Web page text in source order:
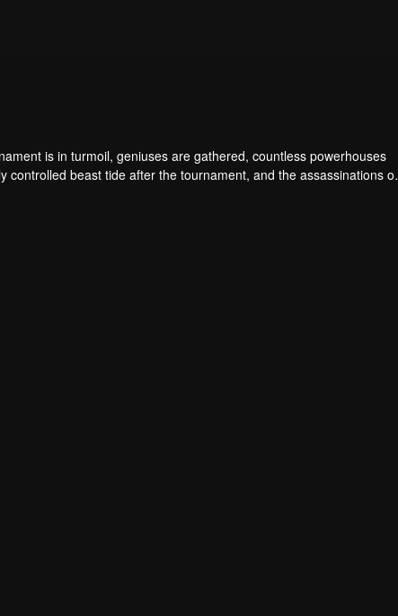
is in turmoil, geniuses are gathered, countless powerhouses
beast tide after the tournament, and the assassinations of
sect, the Heavenly Evolution Sect. Let's see how Chu Xingyun is
before one!